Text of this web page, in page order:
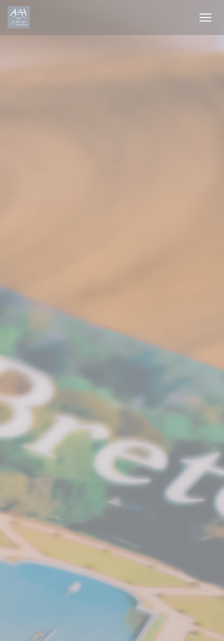
Panel pro správu cookies